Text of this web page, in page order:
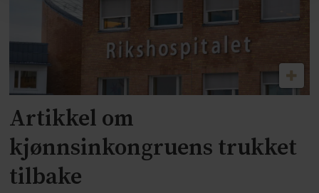
Artikkel om
kjønnsinkongruens trukket
tilbake